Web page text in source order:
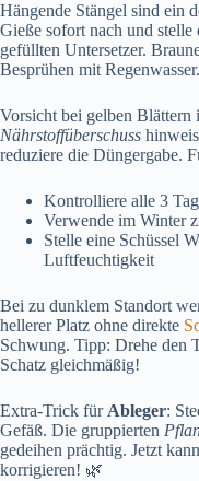
Hängende Stängel sind ein
Gieße sofort nach und stelle
gefüllten Untersetzer.
Besprühen mit Regenwasser.
Vorsicht bei gelben
Nährstoffüberschuss
reduziere die Düngergabe.
Kontrolliere alle 3
Verwende im Winter
Stelle eine Schüssel
Luftfeuchtigkeit
Bei zu dunklem Standort
hellerer Platz ohne direkte
Schwung. Tipp: Drehe den
Schatz gleichmäßig!
Extra-Trick fürAbleger:
Gefäß. Die gruppierten
gedeihen prächtig. Jetzt
korrigieren! 🌿